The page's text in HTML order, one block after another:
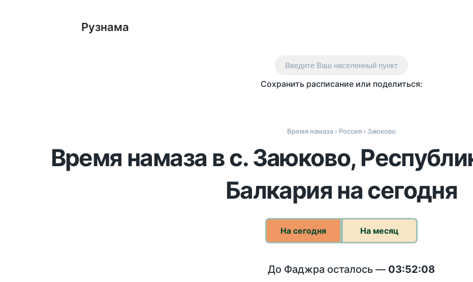
Рузнама
Введите Ваш населенный пункт
Сохранить расписание или поделиться:
Время намаза › Россия › Заюково
Время намаза в с. Заюково,
Балкария на сегодня
На сегодня На месяц
До Фаджра осталось — 03:52:08